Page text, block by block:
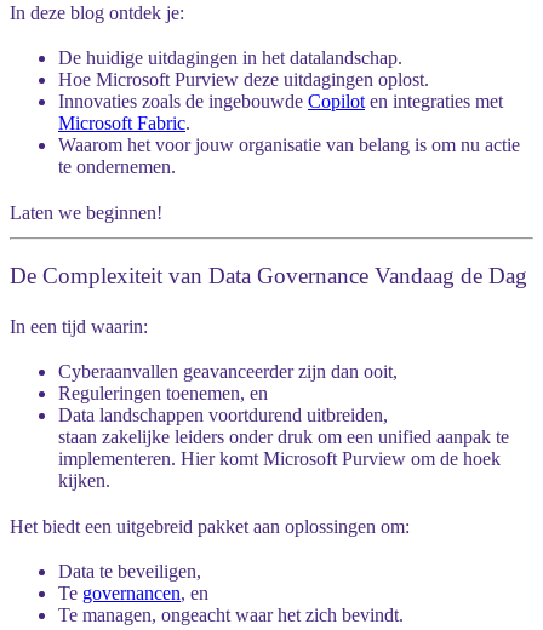
In deze blog ontdek je:
De huidige uitdagingen in het datalandschap.
Hoe Microsoft Purview deze uitdagingen oplost.
Innovaties zoals de ingebouwde Copilot en integraties met
Microsoft Fabric.
Waarom het voor jouw organisatie van belang is om nu actie
te ondernemen.
Laten we beginnen!
De Complexiteit van Data Governance Vandaag de Dag
In een tijd waarin:
Cyberaanvallen geavanceerderzijn dan ooit,
Reguleringen toenemen, en
Data landschappen voortdurend uitbreiden,
staan zakelijke leiders onder druk om een unified aanpak te
implementeren. Hier komt Microsoft Purview om de hoek
kijken.
Het biedt een uitgebreid pakket aan oplossingen om:
Data te beveiligen,
Te governancen, en
Te managen, ongeacht waar het zich bevindt.